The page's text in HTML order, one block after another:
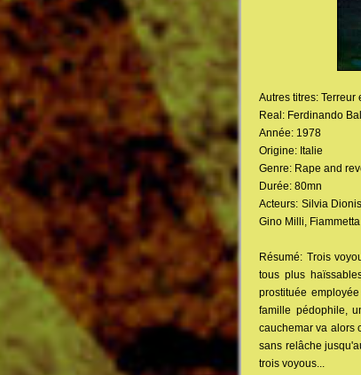
Autres titres: Terreur
Real: Ferdinando
Année: 1978
Origine: Italie
Genre: Rape and
Durée: 80mn
Acteurs: Silvia
Gino Milli,
Résumé: Trois
tous plus
prostituée
famille pédophile,
cauchemar va alors
sans relâche
trois voyous...